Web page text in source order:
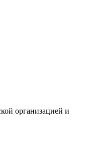
организацией и